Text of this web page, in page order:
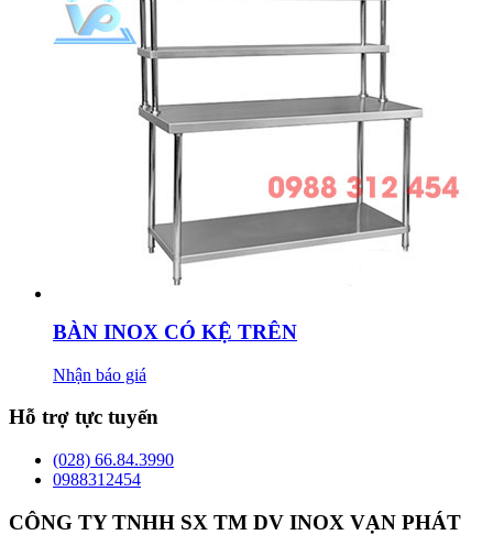
BÀN INOX CÓ KỆ TRÊN
Nhận báo giá
Hỗ trợ tực tuyến
(028) 66.84.3990
0988312454
CÔNG TY TNHH SX TM DV INOX VẠN PHÁT